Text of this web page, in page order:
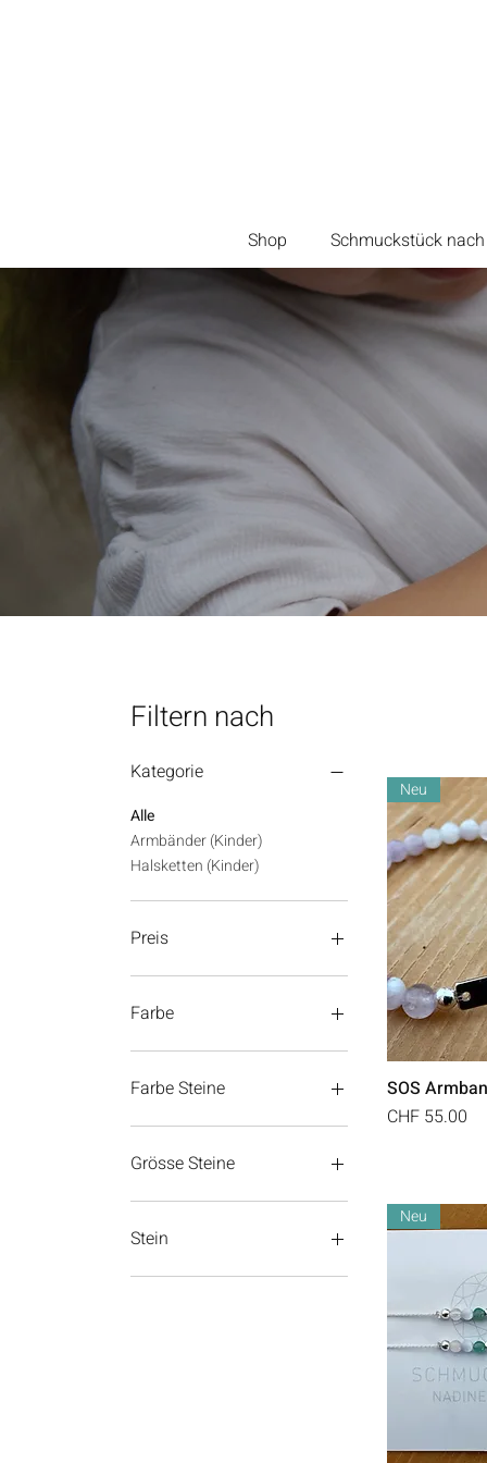
Shop Schmuckstück
Filtern nach
Kategorie
Alle
Armbänder (Kinder)
Halsketten (Kinder)
Preis
30 CHF
Farbe
Farbe Steine
Grösse Steine
4-7mm
4mm
6mm & 8mm
Stein
Amazonit
Neu
SOS
Preis
CHF 55.00
Neu